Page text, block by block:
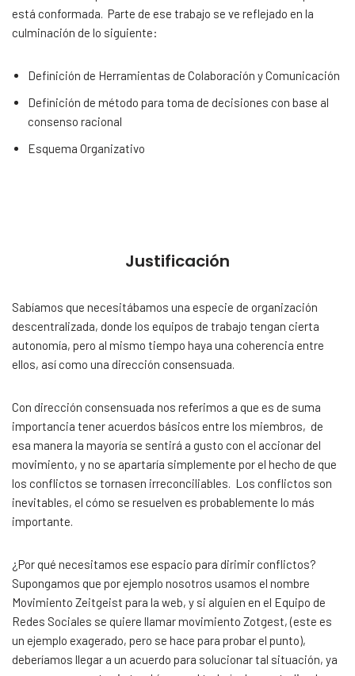
está conformada. Parte de ese trabajo se ve reflejado en la
culminación de lo siguiente:
Definición de Herramientas de Colaboración y Comunicación
Definición de método para toma de decisiones con base al
consenso racional
Esquema Organizativo
Justificación
Sabíamos que necesitábamos una especie de organización
descentralizada, donde los equipos de trabajo tengan cierta
autonomía, pero al mismo tiempo haya una coherencia entre
ellos, así como una dirección consensuada.
Con dirección consensuada nos referimos a que es de suma
importancia tener acuerdos básicos entre los miembros, de
esa manera la mayoría se sentirá a gusto con el accionar del
movimiento, y no se apartaría simplemente por el hecho de que
los conflictos se tornasen irreconciliables. Los conflictos son
inevitables, el cómo se resuelven es probablemente lo más
importante.
¿Por qué necesitamos ese espacio para dirimir conflictos?
Supongamos que por ejemplo nosotros usamos el nombre
Movimiento Zeitgeist para la web, y si alguien en el Equipo de
Redes Sociales se quiere llamar movimiento Zotgest, (este es
un ejemplo exagerado, pero se hace para probar el punto),
deberíamos llegar a un acuerdo para solucionar tal situación, ya